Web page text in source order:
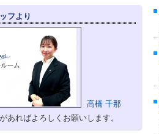
フより
高橋 千那
あればよろしくお願いします。